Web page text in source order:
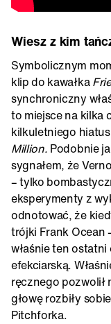
Wiesz z kim
Symbolicznym
klip do kawałka
synchroniczny
to miejsce na kilka
kilkuletniego
Million. Podobnie
sygnałem, że
– tylko
eksperymenty z
odnotować, że
trójki Frank Ocean
właśnie ten
efekciarską.
ręcznego
głowę rozbiły
Pitchforka.